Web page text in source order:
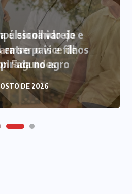
é escolhido de
ser o vice de
Fagundes
DE 2026